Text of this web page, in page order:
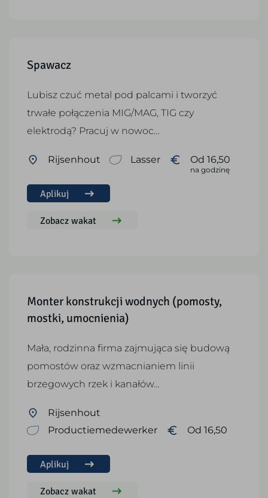
Spawacz
Lubisz czuć metal pod palcami i tworzyć
trwałe połączenia MIG/MAG, TIG czy
elektrodą? Pracuj w nowoc…
Rijsenhout Lasser Od 16,50
na godzinę
Aplikuj
Zobacz wakat
Monter konstrukcji wodnych (pomosty,
mostki, umocnienia)
Mała, rodzinna firma zajmująca się budową
pomostów oraz wzmacnianiem linii
brzegowych rzek i kanałów…
Rijsenhout
Productiemedewerker
Od 16,50
Aplikuj
Zobacz wakat